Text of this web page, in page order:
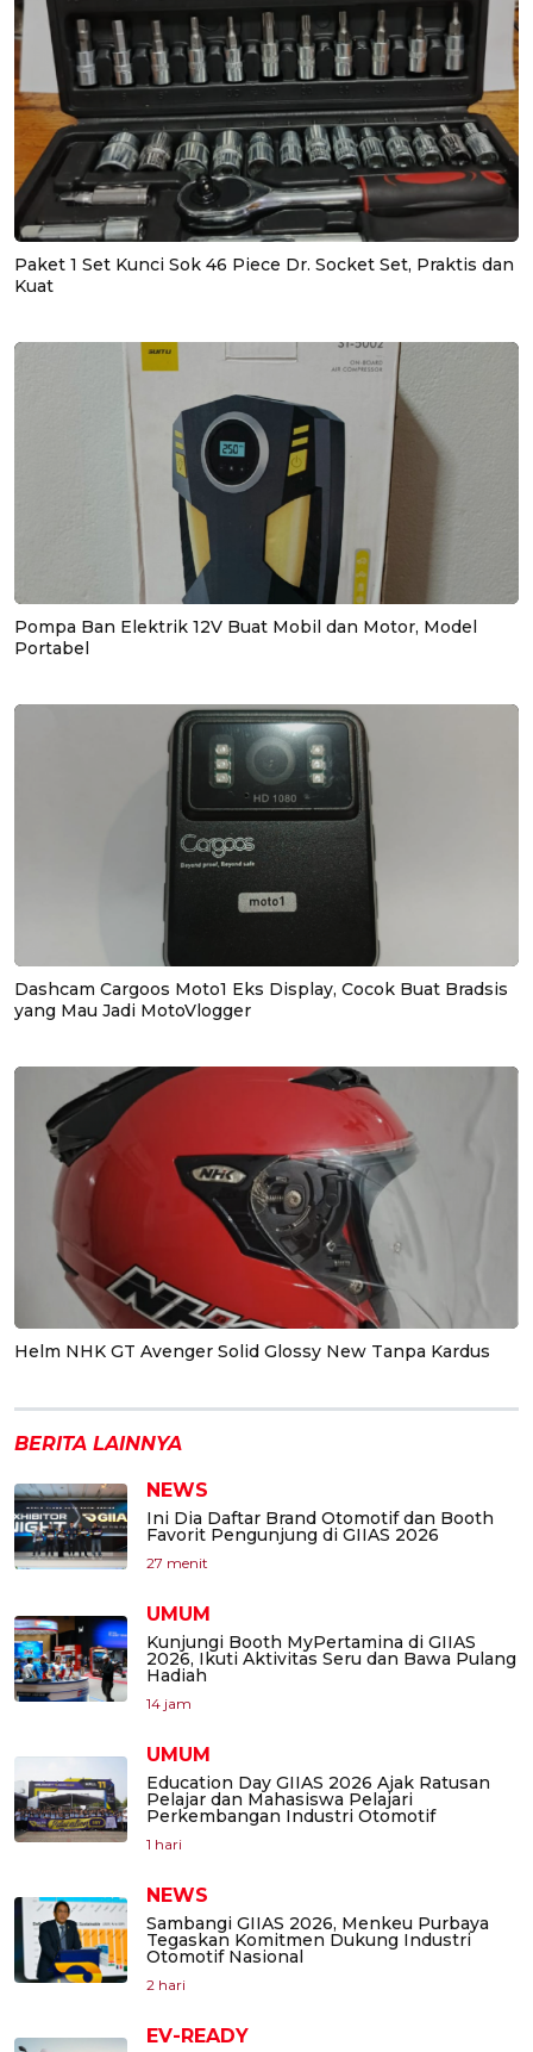
Paket 1 Set Kunci Sok 46 Piece Dr. Socket Set, Praktis dan
Kuat
Pompa Ban Elektrik 12V Buat Mobil dan Motor, Model
Portabel
Dashcam Cargoos Moto1 Eks Display, Cocok Buat Bradsis
yang Mau Jadi MotoVlogger
Helm NHK GT Avenger Solid Glossy New Tanpa Kardus
BERITA LAINNYA
NEWS
Ini Dia Daftar Brand Otomotif dan Booth
Favorit Pengunjung di GIIAS 2026
27 menit
UMUM
Kunjungi Booth MyPertamina di GIIAS
2026, Ikuti Aktivitas Seru dan Bawa Pulang
Hadiah
14 jam
UMUM
Education Day GIIAS 2026 Ajak Ratusan
Pelajar dan Mahasiswa Pelajari
Perkembangan Industri Otomotif
1 hari
NEWS
Sambangi GIIAS 2026, Menkeu Purbaya
Tegaskan Komitmen Dukung Industri
Otomotif Nasional
2 hari
EV-READY